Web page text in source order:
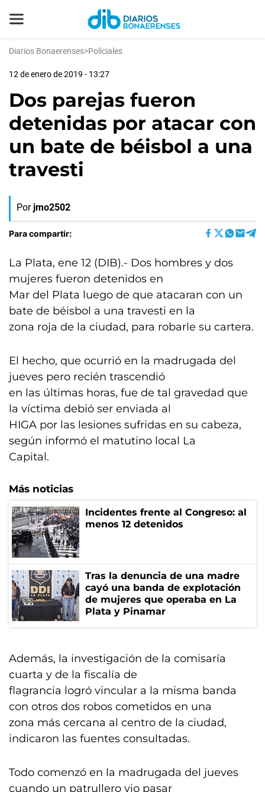
Diarios Bonaerenses>Policiales
12 de enero de 2019 - 13:27
Dos parejas fueron
detenidas por atacar con
un bate de béisbol a una
travesti
Por jmo2502
Para compartir:
La Plata, ene 12 (DIB).- Dos hombres y dos
mujeres fueron detenidos en
Mar del Plata luego de que atacaran con un
bate de béisbol a una travesti en la
zona roja de la ciudad, para robarle su cartera.
El hecho, que ocurrió en la madrugada del
jueves pero recién trascendió
en las últimas horas, fue de tal gravedad que
la víctima debió ser enviada al
HIGA por las lesiones sufridas en su cabeza,
según informó el matutino local La
Capital.
Más noticias
Incidentes frente al Congreso: al
menos 12 detenidos
Tras la denuncia de una madre
cayó una banda de explotación
de mujeres que operaba en La
Plata y Pinamar
Además, la investigación de la comisaría
cuarta y de la fiscalía de
flagrancia logró vincular a la misma banda
con otros dos robos cometidos en una
zona más cercana al centro de la ciudad,
indicaron las fuentes consultadas.
Todo comenzó en la madrugada del jueves
cuando un patrullero vio pasar